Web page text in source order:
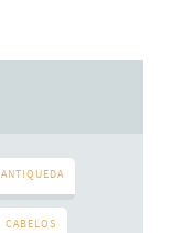
ANTIQUEDA
CABELOS